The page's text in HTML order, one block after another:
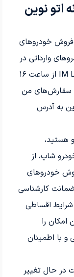
اتو نوین
فروش خودروهای
وارداتی در
از ساعت ۱۶
من
به آدرس
هستید،
شاپ، از
خودروهای
ضمانت کارشناسی
تومان و شرایط اقساطی
امکان را
و با اطمینان
در حال تغییر